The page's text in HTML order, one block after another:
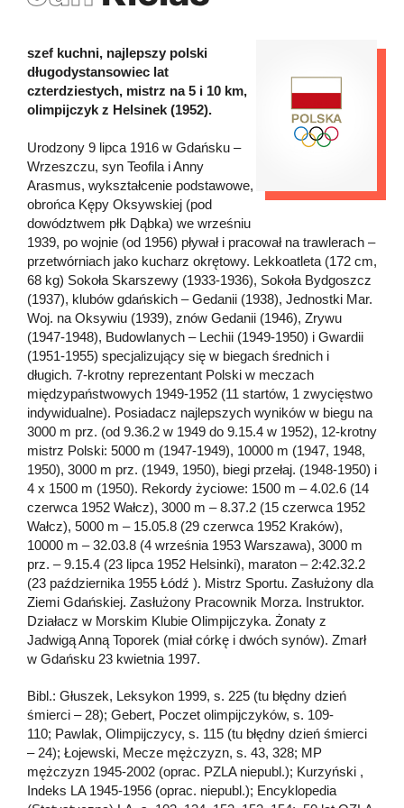
szef kuchni, najlepszy polski
długodystansowiec lat
czterdziestych, mistrz na 5 i 10 km,
olimpijczyk z Helsinek (1952).
Urodzony 9 lipca 1916 w Gdańsku –
Wrzeszczu, syn Teofila i Anny
Arasmus, wykształcenie podstawowe,
obrońca Kępy Oksywskiej (pod
dowództwem płk Dąbka) we wrześniu
1939, po wojnie (od 1956) pływał i pracował na trawlerach –
przetwórniach jako kucharz okrętowy. Lekkoatleta (172 cm,
68 kg) Sokoła Skarszewy (1933-1936), Sokoła Bydgoszcz
(1937), klubów gdańskich – Gedanii (1938), Jednostki Mar.
Woj. na Oksywiu (1939), znów Gedanii (1946), Zrywu
(1947-1948), Budowlanych – Lechii (1949-1950) i Gwardii
(1951-1955) specjalizujący się w biegach średnich i
długich. 7-krotny reprezentant Polski w meczach
międzypaństwowych 1949-1952 (11 startów, 1 zwycięstwo
indywidualne). Posiadacz najlepszych wyników w biegu na
3000 m prz. (od 9.36.2 w 1949 do 9.15.4 w 1952), 12-krotny
mistrz Polski: 5000 m (1947-1949), 10000 m (1947, 1948,
1950), 3000 m prz. (1949, 1950), biegi przełaj. (1948-1950) i
4 x 1500 m (1950). Rekordy życiowe: 1500 m – 4.02.6 (14
czerwca 1952 Wałcz), 3000 m – 8.37.2 (15 czerwca 1952
Wałcz), 5000 m – 15.05.8 (29 czerwca 1952 Kraków),
10000 m – 32.03.8 (4 września 1953 Warszawa), 3000 m
prz. – 9.15.4 (23 lipca 1952 Helsinki), maraton – 2:42.32.2
(23 października 1955 Łódź ). Mistrz Sportu. Zasłużony dla
Ziemi Gdańskiej. Zasłużony Pracownik Morza. Instruktor.
Działacz w Morskim Klubie Olimpijczyka. Żonaty z
Jadwigą Anną Toporek (miał córkę i dwóch synów). Zmarł
w Gdańsku 23 kwietnia 1997.
Bibl.: Głuszek, Leksykon 1999, s. 225 (tu błędny dzień
śmierci – 28); Gebert, Poczet olimpijczyków, s. 109-
110; Pawlak, Olimpijczycy, s. 115 (tu błędny dzień śmierci
– 24); Łojewski, Mecze mężczyzn, s. 43, 328; MP
mężczyzn 1945-2002 (oprac. PZLA niepubl.); Kurzyński ,
Indeks LA 1945-1956 (oprac. niepubl.); Encyklopedia